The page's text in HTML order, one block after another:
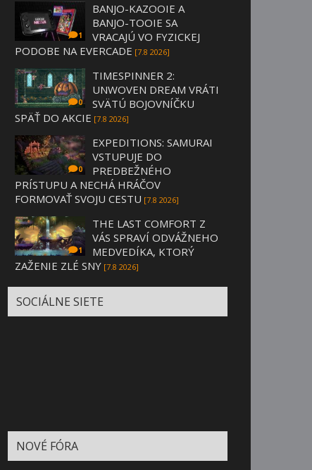
1
BANJO-KAZOOIE A
BANJO-TOOIE SA
VRACAJÚ VO FYZICKEJ
PODOBE NA EVERCADE [7.8 2026]
0
TIMESPINNER 2:
UNWOVEN DREAM VRÁTI
SVÄTÚ BOJOVNÍČKU
SPÄŤ DO AKCIE [7.8 2026]
0
EXPEDITIONS: SAMURAI
VSTUPUJE DO
PREDBEŽNÉHO
PRÍSTUPU A NECHÁ HRÁČOV
FORMOVAŤ SVOJU CESTU [7.8 2026]
1
THE LAST COMFORT Z
VÁS SPRAVÍ ODVÁŽNEHO
MEDVEDÍKA, KTORÝ
ZAŽENIE ZLÉ SNY [7.8 2026]
SOCIÁLNE SIETE
NOVÉ FÓRA